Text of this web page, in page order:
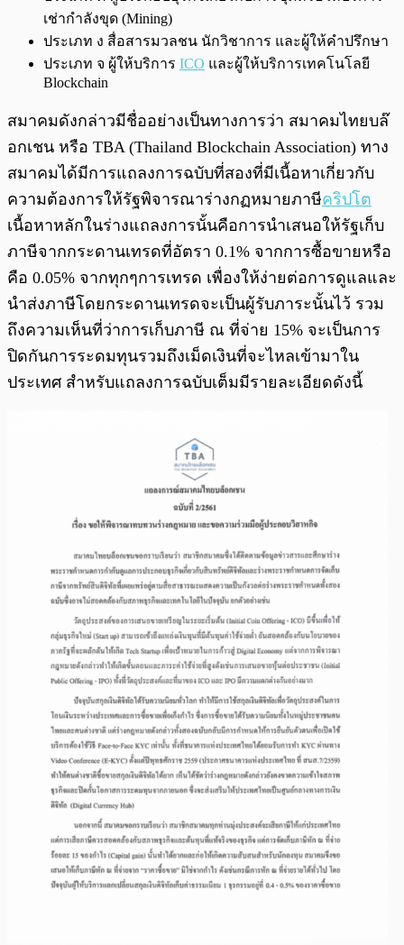
เช่ากำลังขุด (Mining)
ประเภท ง สื่อสารมวลชน นักวิชาการ และผู้ให้คำปรึกษา
ประเภท จ ผู้ให้บริการ ICO และผู้ให้บริการเทคโนโลยี
Blockchain
สมาคมดังกล่าวมีชื่ออย่างเป็นทางการว่า สมาคมไทยบล๊
อกเชน หรือ TBA (Thailand Blockchain Association) ทาง
สมาคมได้มีการแถลงการฉบับที่สองที่มีเนื้อหาเกี่ยวกับ
ความต้องการให้รัฐพิจารณาร่างกฏหมายภาษีคริปโต
เนื้อหาหลักในร่างแถลงการนั้นคือการนำเสนอให้รัฐเก็บ
ภาษีจากกระดานเทรดที่อัตรา 0.1% จากการซื้อขายหรือ
คือ 0.05% จากทุกๆการเทรด เพื่องให้ง่ายต่อการดูแลและ
นำส่งภาษีโดยกระดานเทรดจะเป็นผู้รับภาระนั้นไว้ รวม
ถึงความเห็นที่ว่าการเก็บภาษี ณ ที่จ่าย 15% จะเป็นการ
ปิดกันการระดมทุนรวมถึงเม็ดเงินที่จะไหลเข้ามาใน
ประเทศ สำหรับแถลงการฉบับเต็มมีรายละเอียดดังนี้